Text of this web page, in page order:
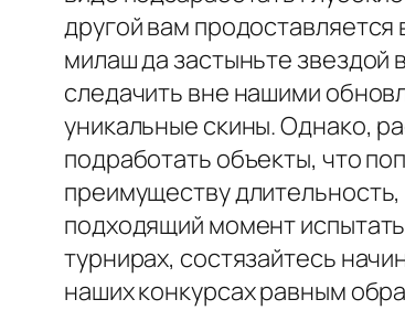
другой вам
милаш да застыньте
следачить вне нашими
уникальные скины. Однако,
подработать объекты, что
преимуществу
подходящий момент
турнирах, состязайтесь
наших конкурсах равным